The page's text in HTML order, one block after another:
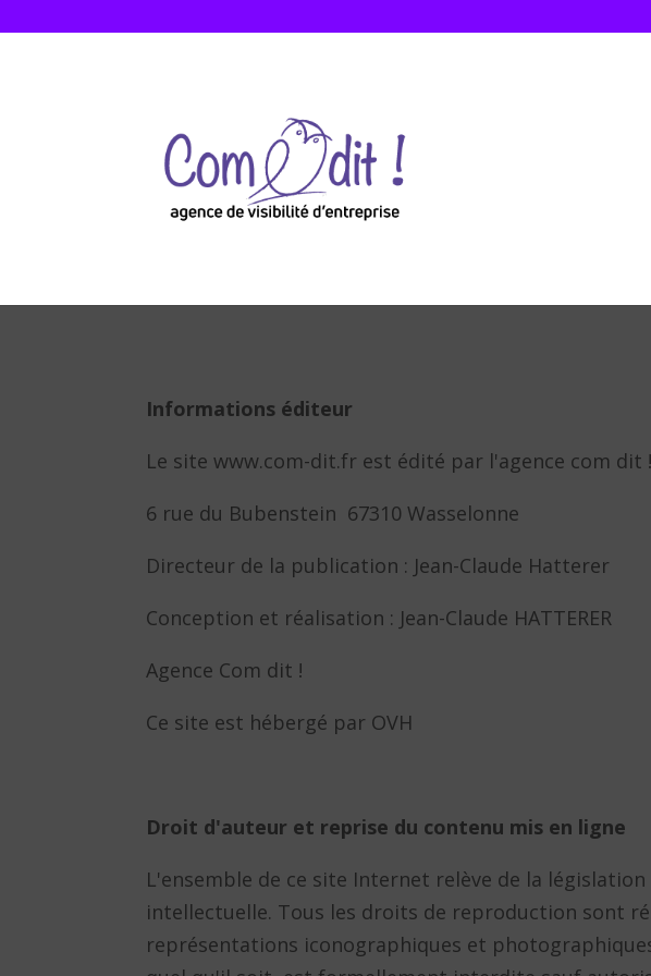
Informations éditeur
Le site www.com-dit.fr est édité par l'agence com dit !
6 rue du Bubenstein 67310 Wasselonne
Directeur de la publication : Jean-Claude Hatterer
Conception et réalisation : Jean-Claude HATTERER
Agence Com dit !
Ce site est hébergé par OVH
Droit d'auteur et reprise du contenu mis en ligne
L'ensemble de ce site Internet relève de la
intellectuelle. Tous les droits de reproduction sont
représentations iconographiques et